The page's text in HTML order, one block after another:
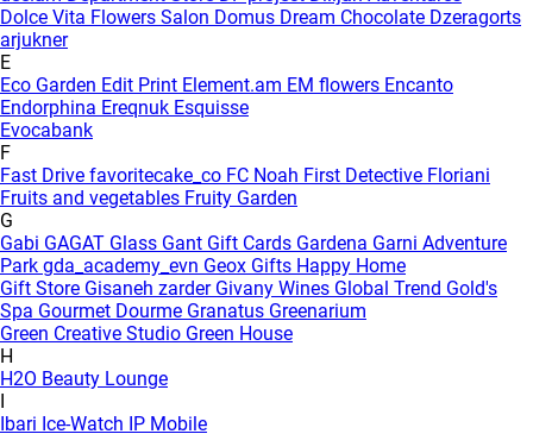
Dolce Vita Flowers Salon Domus Dream Chocolate Dzeragorts
arjukner
E
Eco Garden Edit Print Element.am EM flowers Encanto
Endorphina Ereqnuk Esquisse
Evocabank
F
Fast Drive favoritecake_co FC Noah First Detective Floriani
Fruits and vegetables Fruity Garden
G
Gabi GAGAT Glass Gant Gift Cards Gardena Garni Adventure
Park gda_academy_evn Geox Gifts Happy Home
Gift Store Gisaneh zarder Givany Wines Global Trend Gold's
Spa Gourmet Dourme Granatus Greenarium
Green Creative Studio Green House
H
H2O Beauty Lounge
I
Ibari Ice-Watch IP Mobile